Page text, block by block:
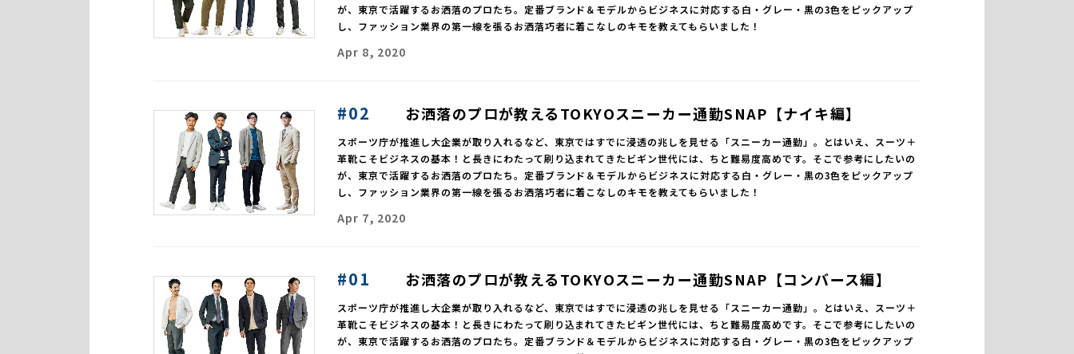
が、東京で活躍するお洒落のプロたち。定番ブランド＆モデルからビジネスに対応する白・グレー・黒の3色をピックアップ
し、ファッション業界の第一線を張るお洒落巧者に着こなしのキモを教えてもらいました！
Apr 8, 2020
#02 お洒落のプロが教えるTOKYOスニーカー通勤SNAP【ナイキ編】
スポーツ庁が推進し大企業が取り入れるなど、東京ではすでに浸透の兆しを見せる「スニーカー通勤」。とはいえ、スーツ＋
革靴こそビジネスの基本！と長きにわたって刷り込まれてきたビギン世代には、ちと難易度高めです。そこで参考にしたいの
が、東京で活躍するお洒落のプロたち。定番ブランド＆モデルからビジネスに対応する白・グレー・黒の3色をピックアップ
し、ファッション業界の第一線を張るお洒落巧者に着こなしのキモを教えてもらいました！
Apr 7, 2020
#01 お洒落のプロが教えるTOKYOスニーカー通勤SNAP【コンバース編】
スポーツ庁が推進し大企業が取り入れるなど、東京ではすでに浸透の兆しを見せる「スニーカー通勤」。とはいえ、スーツ＋
革靴こそビジネスの基本！と長きにわたって刷り込まれてきたビギン世代には、ちと難易度高めです。そこで参考にしたいの
が、東京で活躍するお洒落のプロたち。定番ブランド＆モデルからビジネスに対応する白・グレー・黒の3色をピックアップ